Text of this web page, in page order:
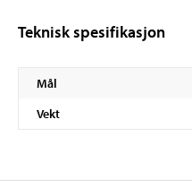
Teknisk spesifikasjon
Mål
Vekt